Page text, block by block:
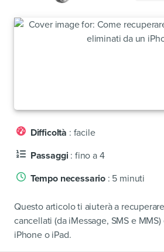
Difficoltà : facile
Passaggi : fino a 4
Tempo necessario : 5 minuti
Questo articolo ti aiuterà a
cancellati (da iMessage, SMS e
iPhone o iPad.